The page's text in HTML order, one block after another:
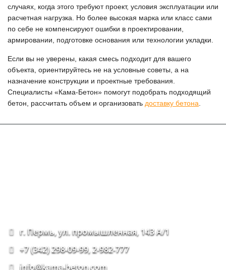
случаях, когда этого требуют проект, условия эксплуатации или
расчетная нагрузка. Но более высокая марка или класс сами
по себе не компенсируют ошибки в проектировании,
армировании, подготовке основания или технологии укладки.
Если вы не уверены, какая смесь подходит для вашего
объекта, ориентируйтесь не на условные советы, а на
назначение конструкции и проектные требования.
Специалисты «Кама-Бетон» помогут подобрать подходящий
бетон, рассчитать объем и организовать доставку бетона
г. Пермь, ул. промышленная, 143 А/1
+7 (342) 298-09-99, 2-982-777
info@kama-beton.com